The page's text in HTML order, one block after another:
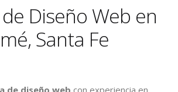
Diseño Web en
Santa Fe
de diseño web con experiencia en